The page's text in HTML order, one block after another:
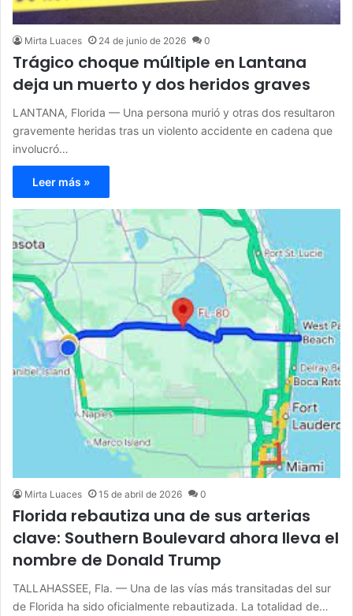
Mirta Luaces 24 de junio de 2026 0
Trágico choque múltiple en Lantana
deja un muerto y dos heridos graves
LANTANA, Florida — Una persona murió y otras dos resultaron
gravemente heridas tras un violento accidente en cadena que
involucró…
Leer más »
Mirta Luaces 15 de abril de 2026 0
Florida rebautiza una de sus arterias
clave: Southern Boulevard ahora lleva el
nombre de Donald Trump
TALLAHASSEE, Fla. — Una de las vías más transitadas del sur
de Florida ha sido oficialmente rebautizada. La totalidad de…